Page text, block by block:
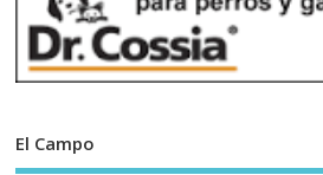
El Campo